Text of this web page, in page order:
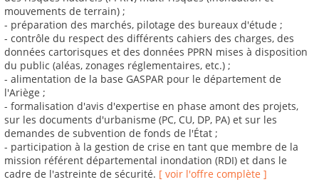
mouvements de terrain) ;
- préparation des marchés, pilotage des bureaux d'étude ;
- contrôle du respect des différents cahiers des charges, des
données cartorisques et des données PPRN mises à disposition
du public (aléas, zonages réglementaires, etc.) ;
- alimentation de la base GASPAR pour le département de
l'Ariège ;
- formalisation d'avis d'expertise en phase amont des projets,
sur les documents d'urbanisme (PC, CU, DP, PA) et sur les
demandes de subvention de fonds de l'État ;
- participation à la gestion de crise en tant que membre de la
mission référent départemental inondation (RDI) et dans le
cadre de l'astreinte de sécurité. [ voir l'offre complète ]